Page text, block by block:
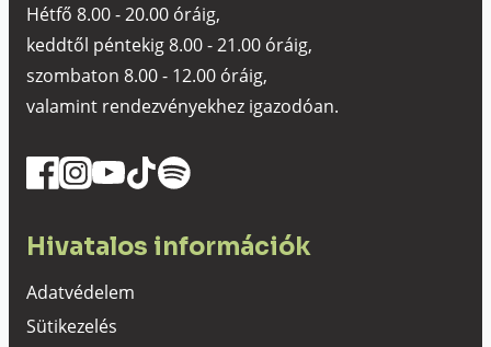
Hétfő 8.00 - 20.00 óráig,
keddtől péntekig 8.00 - 21.00 óráig,
szombaton 8.00 - 12.00 óráig,
valamint rendezvényekhez igazodóan.
Hivatalos információk
Adatvédelem
Sütikezelés